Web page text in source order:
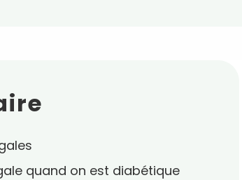
quand on est diabétique